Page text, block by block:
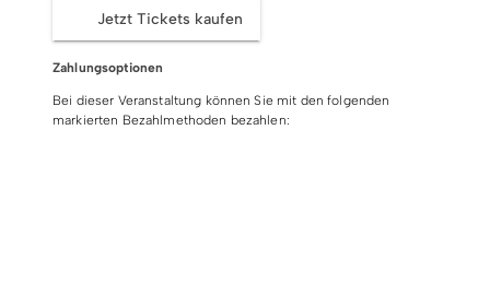
Teilnehmer:
Mindest-/ Maximalteilnehmerzahl: 4 - 20 Personen
Mindestalter für die Teilnahme: 6 Jahre, nur in
Jetzt Tickets kaufen
Zahlungsoptionen
Bei dieser Veranstaltung können Sie mit den folgenden
markierten Bezahlmethoden bezahlen: